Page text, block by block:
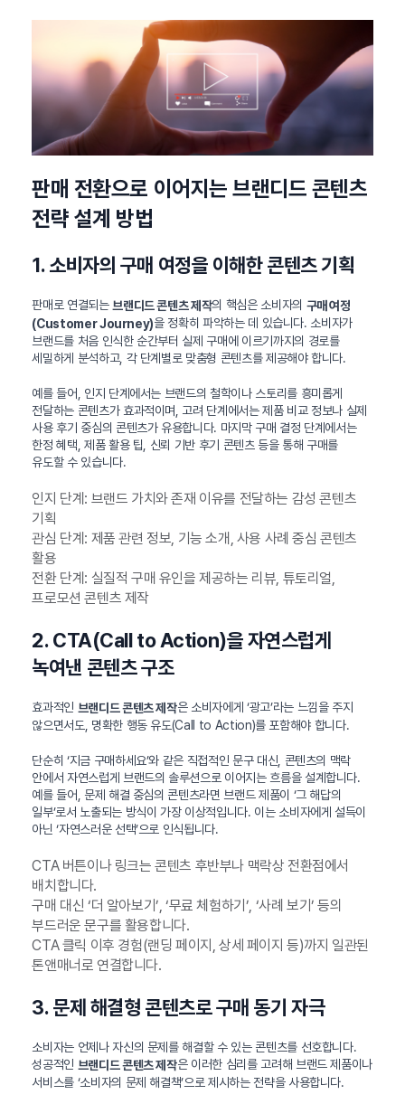
판매 전환으로 이어지는 브랜디드 콘텐츠
전략 설계 방법
1. 소비자의 구매 여정을 이해한 콘텐츠 기획
판매로 연결되는브랜디드 콘텐츠 제작의 핵심은 소비자의 구매 여정
(Customer Journey)을 정확히 파악하는 데 있습니다. 소비자가
브랜드를 처음 인식한 순간부터 실제 구매에 이르기까지의 경로를
세밀하게 분석하고, 각 단계별로 맞춤형 콘텐츠를 제공해야 합니다.
예를 들어, 인지 단계에서는 브랜드의 철학이나 스토리를 흥미롭게
전달하는 콘텐츠가 효과적이며, 고려 단계에서는 제품 비교 정보나 실제
사용 후기 중심의 콘텐츠가 유용합니다. 마지막 구매 결정 단계에서는
한정 혜택, 제품 활용 팁, 신뢰 기반 후기 콘텐츠 등을 통해 구매를
유도할 수 있습니다.
인지 단계: 브랜드 가치와 존재 이유를 전달하는 감성 콘텐츠
기획
관심 단계: 제품 관련 정보, 기능 소개, 사용 사례 중심 콘텐츠
활용
전환 단계: 실질적 구매 유인을 제공하는 리뷰, 튜토리얼,
프로모션 콘텐츠 제작
2. CTA(Call to Action)을 자연스럽게
녹여낸 콘텐츠 구조
효과적인 브랜디드 콘텐츠 제작은 소비자에게 ‘광고’라는 느낌을 주지
않으면서도, 명확한 행동 유도(Call to Action)를 포함해야 합니다.
단순히 ‘지금 구매하세요’와 같은 직접적인 문구 대신, 콘텐츠의 맥락
안에서 자연스럽게 브랜드의 솔루션으로 이어지는 흐름을 설계합니다.
예를 들어, 문제 해결 중심의 콘텐츠라면 브랜드 제품이 ‘그 해답의
일부’로서 노출되는 방식이 가장 이상적입니다. 이는 소비자에게 설득이
아닌 ‘자연스러운 선택’으로 인식됩니다.
CTA 버튼이나 링크는 콘텐츠 후반부나 맥락상 전환점에서
배치합니다.
구매 대신 ‘더 알아보기’, ‘무료 체험하기’, ‘사례 보기’ 등의
부드러운 문구를 활용합니다.
CTA 클릭 이후 경험(랜딩 페이지, 상세 페이지 등)까지 일관된
톤앤매너로 연결합니다.
3. 문제 해결형 콘텐츠로 구매 동기 자극
소비자는 언제나 자신의 문제를 해결할 수 있는 콘텐츠를 선호합니다.
성공적인 브랜디드 콘텐츠 제작은 이러한 심리를 고려해 브랜드 제품이나
서비스를 ‘소비자의 문제 해결책’으로 제시하는 전략을 사용합니다.